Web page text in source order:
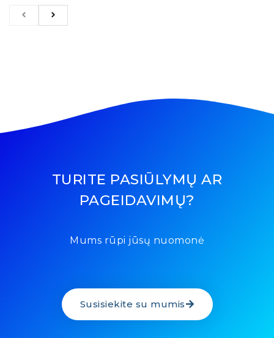
TURITE PASIŪLYMŲ AR
PAGEIDAVIMŲ?
Mums rūpi jūsų nuomonė
Susisiekite su mumis